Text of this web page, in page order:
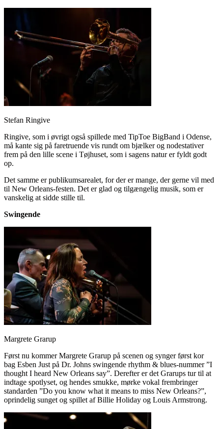
Stefan Ringive
Ringive, som i øvrigt også spillede med TipToe BigBand i Odense,
må kante sig på faretruende vis rundt om bjælker og nodestativer
frem på den lille scene i Tøjhuset, som i sagens natur er fyldt godt
op.
Det samme er publikumsarealet, for der er mange, der gerne vil med
til New Orleans-festen. Det er glad og tilgængelig musik, som er
vanskelig at sidde stille til.
Swingende
Margrete Grarup
Først nu kommer Margrete Grarup på scenen og synger først kor
bag Esben Just på Dr. Johns swingende rhythm & blues-nummer ”I
thought I heard New Orleans say”. Derefter er det Grarups tur til at
indtage spotlyset, og hendes smukke, mørke vokal frembringer
standarden ”Do you know what it means to miss New Orleans?”,
oprindelig sunget og spillet af Billie Holiday og Louis Armstrong.